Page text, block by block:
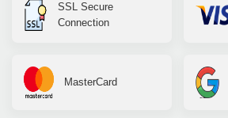
SSL Secure
Connection
MasterCard